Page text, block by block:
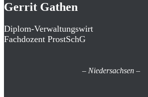
Gerrit Gathen
Diplom-Verwaltungswirt
Fachdozent ProstSchG
– Niedersachsen–